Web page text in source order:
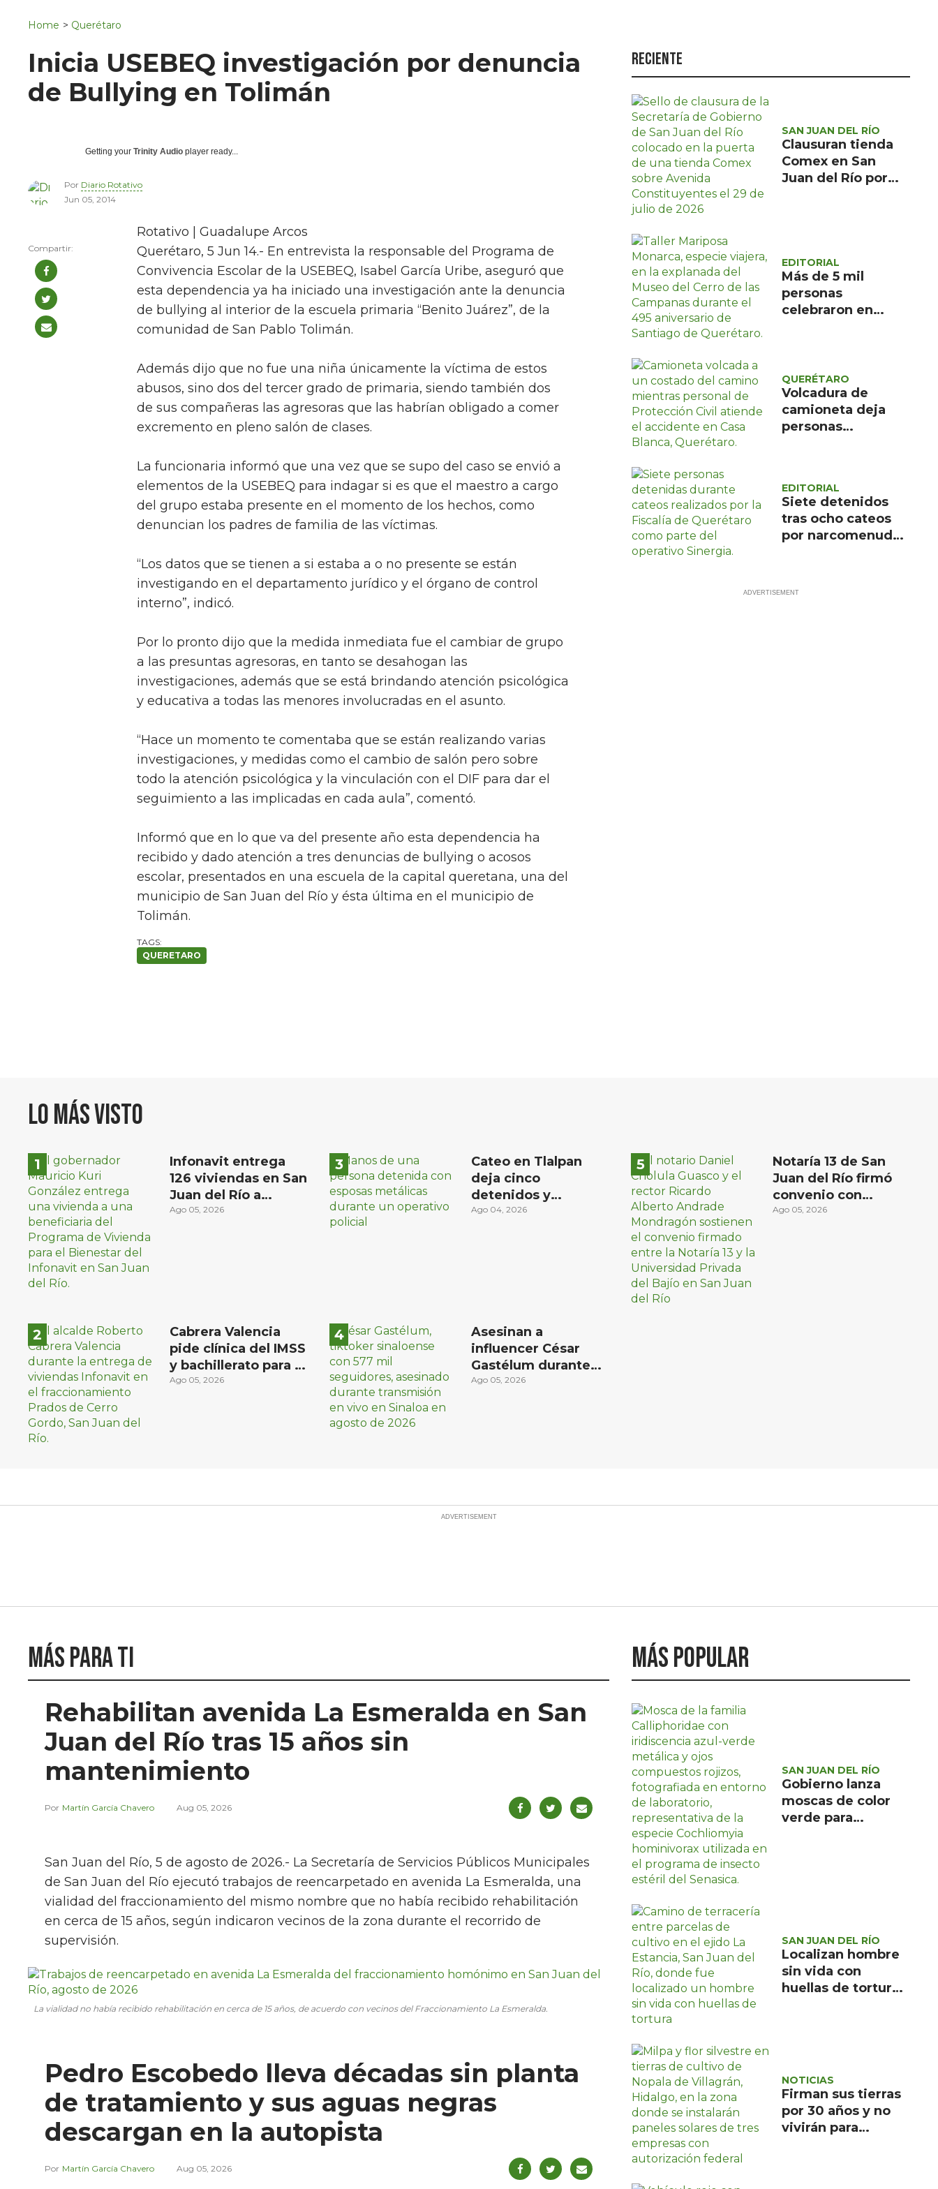
Política
Turismo
Asuntos Sociales
Estilo de vida
Home > Querétaro
Inicia USEBEQ investigación por denuncia
de Bullying en Tolimán
Getting your Trinity Audio player ready...
Por Diario Rotativo
Jun 05, 2014
Rotativo | Guadalupe Arcos
Querétaro, 5 Jun 14.- En entrevista la responsable del Programa de
Convivencia Escolar de la USEBEQ, Isabel García Uribe, aseguró que
esta dependencia ya ha iniciado una investigación ante la denuncia
de bullying al interior de la escuela primaria “Benito Juárez”, de la
comunidad de San Pablo Tolimán.
Además dijo que no fue una niña únicamente la víctima de estos
abusos, sino dos del tercer grado de primaria, siendo también dos
de sus compañeras las agresoras que las habrían obligado a comer
excremento en pleno salón de clases.
La funcionaria informó que una vez que se supo del caso se envió a
elementos de la USEBEQ para indagar si es que el maestro a cargo
del grupo estaba presente en el momento de los hechos, como
denuncian los padres de familia de las víctimas.
“Los datos que se tienen a si estaba a o no presente se están
investigando en el departamento jurídico y el órgano de control
interno”, indicó.
Por lo pronto dijo que la medida inmediata fue el cambiar de grupo
a las presuntas agresoras, en tanto se desahogan las
investigaciones, además que se está brindando atención psicológica
y educativa a todas las menores involucradas en el asunto.
“Hace un momento te comentaba que se están realizando varias
investigaciones, y medidas como el cambio de salón pero sobre
todo la atención psicológica y la vinculación con el DIF para dar el
seguimiento a las implicadas en cada aula”, comentó.
Informó que en lo que va del presente año esta dependencia ha
recibido y dado atención a tres denuncias de bullying o acosos
escolar, presentados en una escuela de la capital queretana, una del
municipio de San Juan del Río y ésta última en el municipio de
Tolimán.
QUERETARO
Reciente
SAN JUAN DEL RÍO
Clausuran tienda
Comex en San
Juan del Río por
EDITORIAL
Más de 5 mil
personas
celebraron en
música y talleres
comunitarios
QUERÉTARO
Volcadura de
camioneta deja
personas
EDITORIAL
Siete detenidos
tras ocho cateos
por narcomenudeo
Lo más visto
Infonavit entrega
126 viviendas en San
Juan del Río a
familias de bajos
Ago 05, 2026
Cabrera Valencia
pide clínica del IMSS
y bachillerato para la
zona oriente de San
Ago 05, 2026
Cateo en Tlalpan
deja cinco
detenidos y
decomiso de droga
Ago 04, 2026
Asesinan a
influencer César
Gastélum durante
transmisión en vivo
Ago 05, 2026
Notaría 13 de San
Juan del Río firmó
convenio con
Universidad del
Ago 05, 2026
Más para ti
Rehabilitan avenida La Esmeralda en San
Juan del Río tras 15 años sin
mantenimiento
Martín García Chavero Aug 05, 2026
La vialidad no había recibido rehabilitación en cerca de 15 años, de acuerdo con vecinos del Fraccionamiento La Esmeralda.
San Juan del Río, 5 de agosto de 2026.- La Secretaría de Servicios Públicos Municipales
de San Juan del Río ejecutó trabajos de reencarpetado en avenida La Esmeralda, una
vialidad del fraccionamiento del mismo nombre que no había recibido rehabilitación
en cerca de 15 años, según indicaron vecinos de la zona durante el recorrido de
supervisión.
Más popular
SAN JUAN DEL RÍO
Gobierno lanza
moscas de color
verde para
SAN JUAN DEL RÍO
Localizan hombre
sin vida con
huellas de tortura
NOTICIAS
Firman sus tierras
por 30 años y no
vivirán para
Pedro Escobedo lleva décadas sin planta
de tratamiento y sus aguas negras
descargan en la autopista
Martín García Chavero Aug 05, 2026